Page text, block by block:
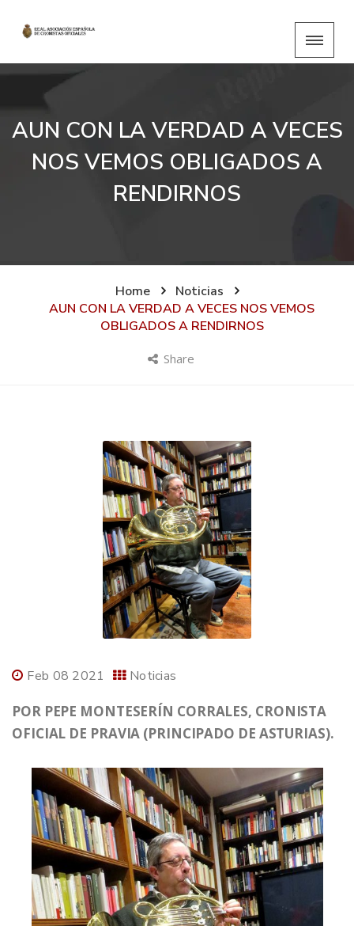
AUN CON LA VERDAD A VECES
NOS VEMOS OBLIGADOS A
RENDIRNOS
Home
Noticias
AUN CON LA VERDAD A VECES NOS VEMOS
OBLIGADOS A RENDIRNOS
Share
Feb 08 2021 Noticias
POR PEPE MONTESERÍN CORRALES, CRONISTA
OFICIAL DE PRAVIA (PRINCIPADO DE ASTURIAS).